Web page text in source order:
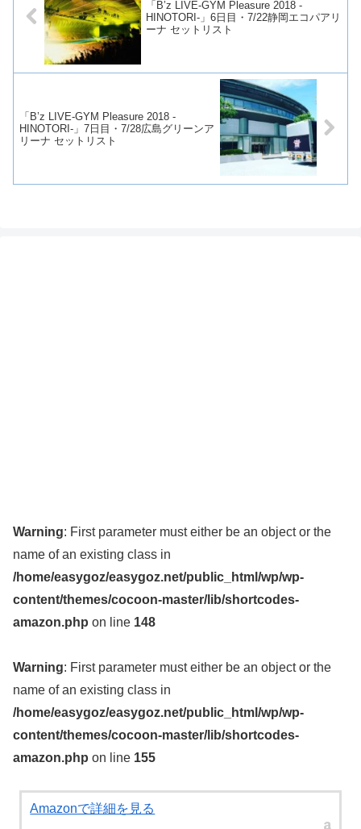
「B’z LIVE-GYM Pleasure 2018 -
HINOTORI-」6日目・7/22静岡エコパアリ
ーナ セットリスト
「B’z LIVE-GYM Pleasure 2018 -
HINOTORI-」7日目・7/28広島グリーンア
リーナ セットリスト
Warning: First parameter must either be an object or the
name of an existing class in
/home/easygoz/easygoz.net/public_html/wp/wp-
content/themes/cocoon-master/lib/shortcodes-
amazon.php on line 148
Warning: First parameter must either be an object or the
name of an existing class in
/home/easygoz/easygoz.net/public_html/wp/wp-
content/themes/cocoon-master/lib/shortcodes-
amazon.php on line 155
Amazonで詳細を見る